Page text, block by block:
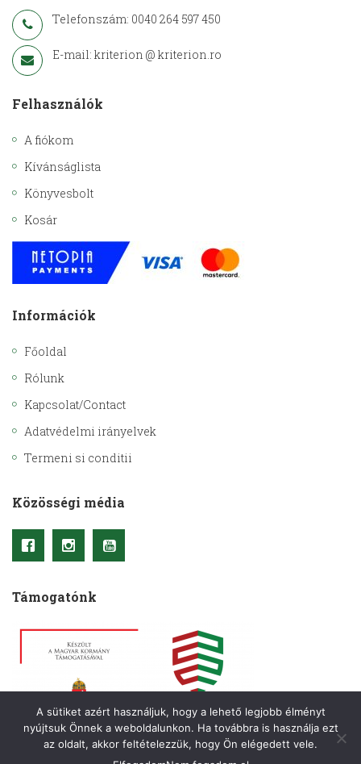
Telefonszám: 0040 264 597 450
E-mail: kriterion @ kriterion.ro
Felhasználók
A fiókom
Kívánságlista
Könyvesbolt
Kosár
Információk
Főoldal
Rólunk
Kapcsolat/Contact
Adatvédelmi irányelvek
Termeni si conditii
Közösségi média
Támogatónk
A sütiket azért használjuk, hogy a lehető legjobb élményt
nyújtsuk Önnek a weboldalunkon. Ha továbbra is használja ezt
az oldalt, akkor feltételezzük, hogy Ön elégedett vele.